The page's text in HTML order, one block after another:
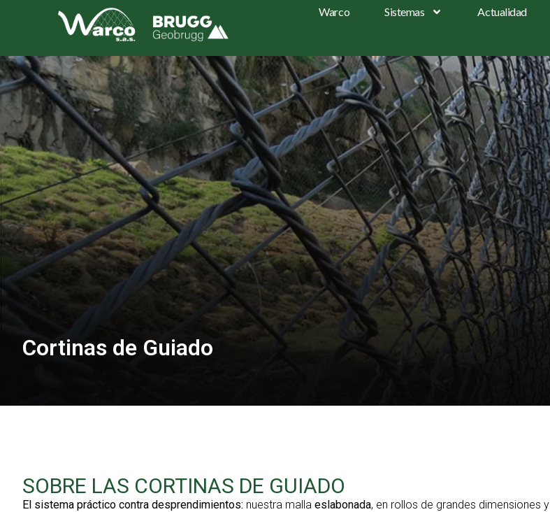
Warco Sistemas Actualidad
Cortinas de Guiado
SOBRE LAS CORTINAS DE GUIADO
El sistema práctico contra desprendimientos: nuestra malla eslabonada, en rollos de grandes dimensiones y